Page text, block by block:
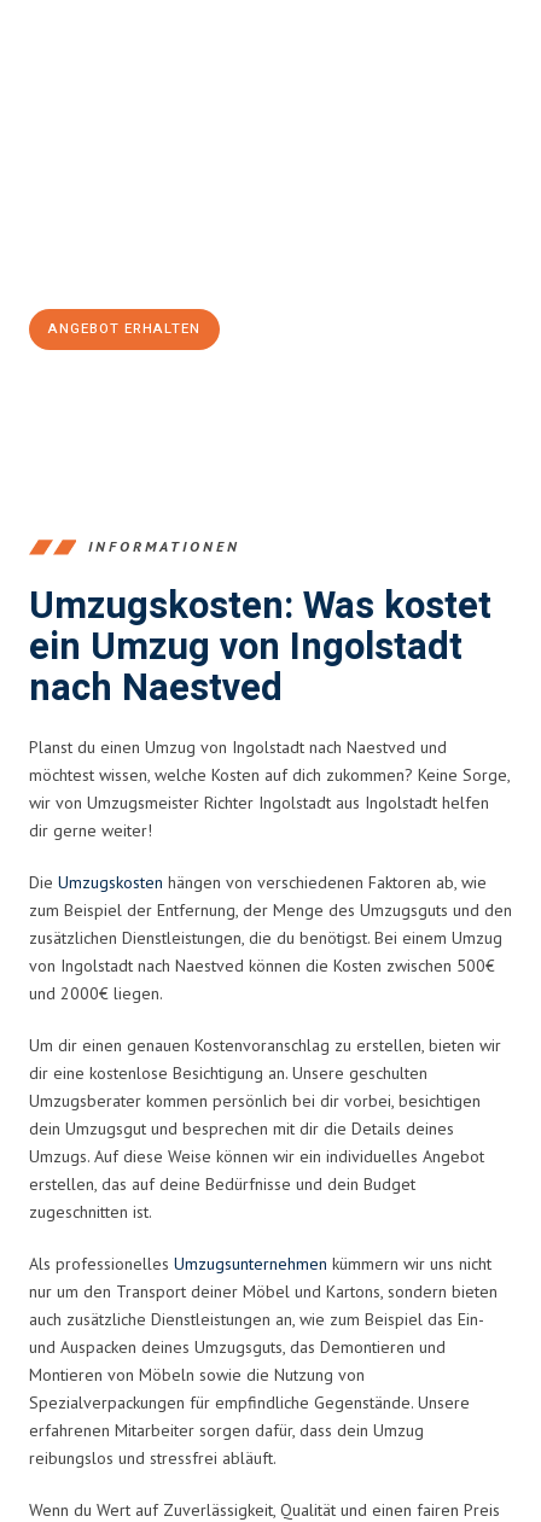
ANGEBOT ERHALTEN
INFORMATIONEN
Umzugskosten: Was kostet
ein Umzug von Ingolstadt
nach Naestved
Planst du einen Umzug von Ingolstadt nach Naestved und
möchtest wissen, welche Kosten auf dich zukommen? Keine Sorge,
wir von Umzugsmeister Richter Ingolstadt aus Ingolstadt helfen
dir gerne weiter!
Die Umzugskosten hängen von verschiedenen Faktoren ab, wie
zum Beispiel der Entfernung, der Menge des Umzugsguts und den
zusätzlichen Dienstleistungen, die du benötigst. Bei einem Umzug
von Ingolstadt nach Naestved können die Kosten zwischen 500€
und 2000€ liegen.
Um dir einen genauen Kostenvoranschlag zu erstellen, bieten wir
dir eine kostenlose Besichtigung an. Unsere geschulten
Umzugsberater kommen persönlich bei dir vorbei, besichtigen
dein Umzugsgut und besprechen mit dir die Details deines
Umzugs. Auf diese Weise können wir ein individuelles Angebot
erstellen, das auf deine Bedürfnisse und dein Budget
zugeschnitten ist.
Als professionelles Umzugsunternehmen kümmern wir uns nicht
nur um den Transport deiner Möbel und Kartons, sondern bieten
auch zusätzliche Dienstleistungen an, wie zum Beispiel das Ein-
und Auspacken deines Umzugsguts, das Demontieren und
Montieren von Möbeln sowie die Nutzung von
Spezialverpackungen für empfindliche Gegenstände. Unsere
erfahrenen Mitarbeiter sorgen dafür, dass dein Umzug
reibungslos und stressfrei abläuft.
Wenn du Wert auf Zuverlässigkeit, Qualität und einen fairen Preis